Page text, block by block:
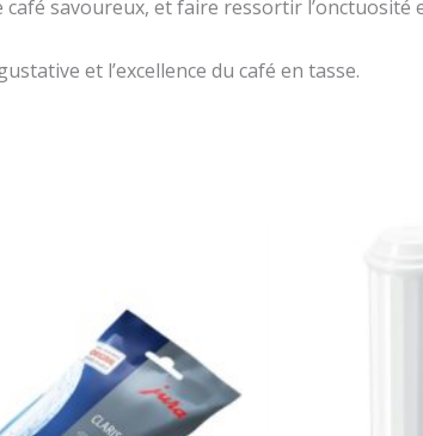
savoureux, et faire ressortir l’onctuosité
et l’excellence du café en tasse.